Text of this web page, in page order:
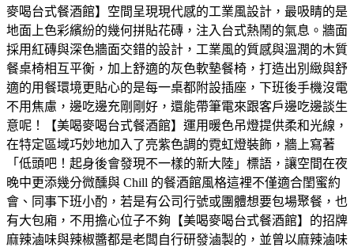
麥喝台式餐酒館】空間呈現現代感的工業風設計，最吸睛的是
地面上色彩繽紛的幾何拼貼花磚，注入台式熱鬧的氣息。牆面
採用紅磚與深色牆面交錯的設計，工業風的質感與溫潤的木質
餐桌椅相互平衡，加上舒適的灰色軟墊餐椅，打造出別緻與舒
適的用餐環境更貼心的是每一桌都附設插座，下班後手機沒電
不用焦慮，邊吃邊充剛剛好，還能帶筆電來跟客戶邊吃邊談生
意呢！【美喝麥喝台式餐酒館】運用暖色吊燈提供柔和光線，
在特定區域巧妙地加入了亮紫色調的霓虹燈裝飾，牆上寫著
「低頭吧！起身後會發現不一樣的新大陸」標語，讓空間在夜
晚中更添幾分微醺與 Chill 的餐酒館風格這裡不僅適合閨蜜約
會、同事下班小酌，若是有公司行號或團體想要包場聚餐，也
有大包廂，不用擔心位子不夠【美喝麥喝台式餐酒館】的招牌
麻辣滷味與辣椒醬都是老闆自行研發滷製的，並曾以麻辣滷味